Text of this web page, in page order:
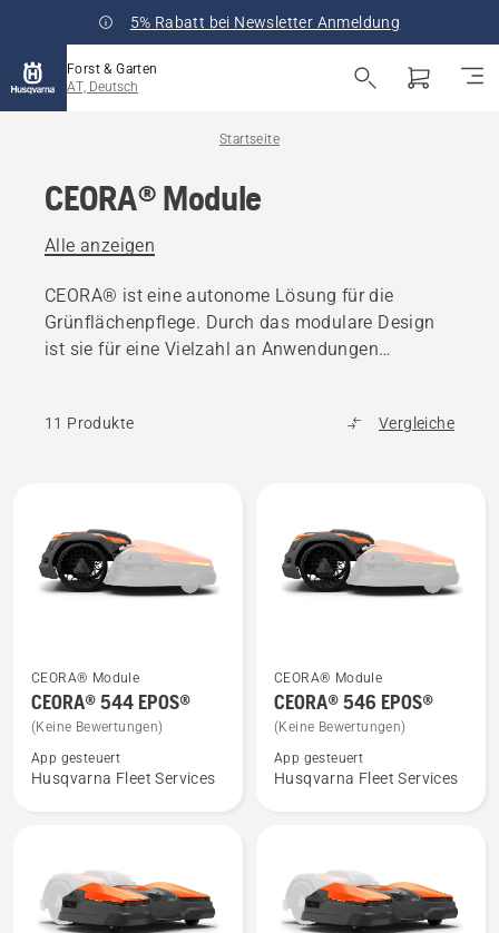
5% Rabatt bei Newsletter Anmeldung
Forst & Garten
AT, Deutsch
Startseite
CEORA® Module
Alle anzeigen
CEORA® ist eine autonome Lösung für die
Grünflächenpflege. Durch das modulare Design
ist sie für eine Vielzahl an Anwendungen
11 Produkte Vergleiche
Produkte
Details
zu
CEORA®
544 EPOS®
anzeigen
CEORA® Module
CEORA® 544 EPOS®
(Keine Bewertungen)
App gesteuert
Husqvarna Fleet Services
Details
zu
CEORA®
546 EPOS®
anzeigen
CEORA® Module
CEORA® 546 EPOS®
(Keine Bewertungen)
App gesteuert
Husqvarna Fleet Services